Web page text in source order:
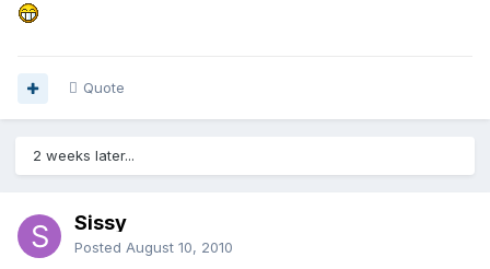
Quote
2 weeks later...
Sissy
Posted August 10, 2010